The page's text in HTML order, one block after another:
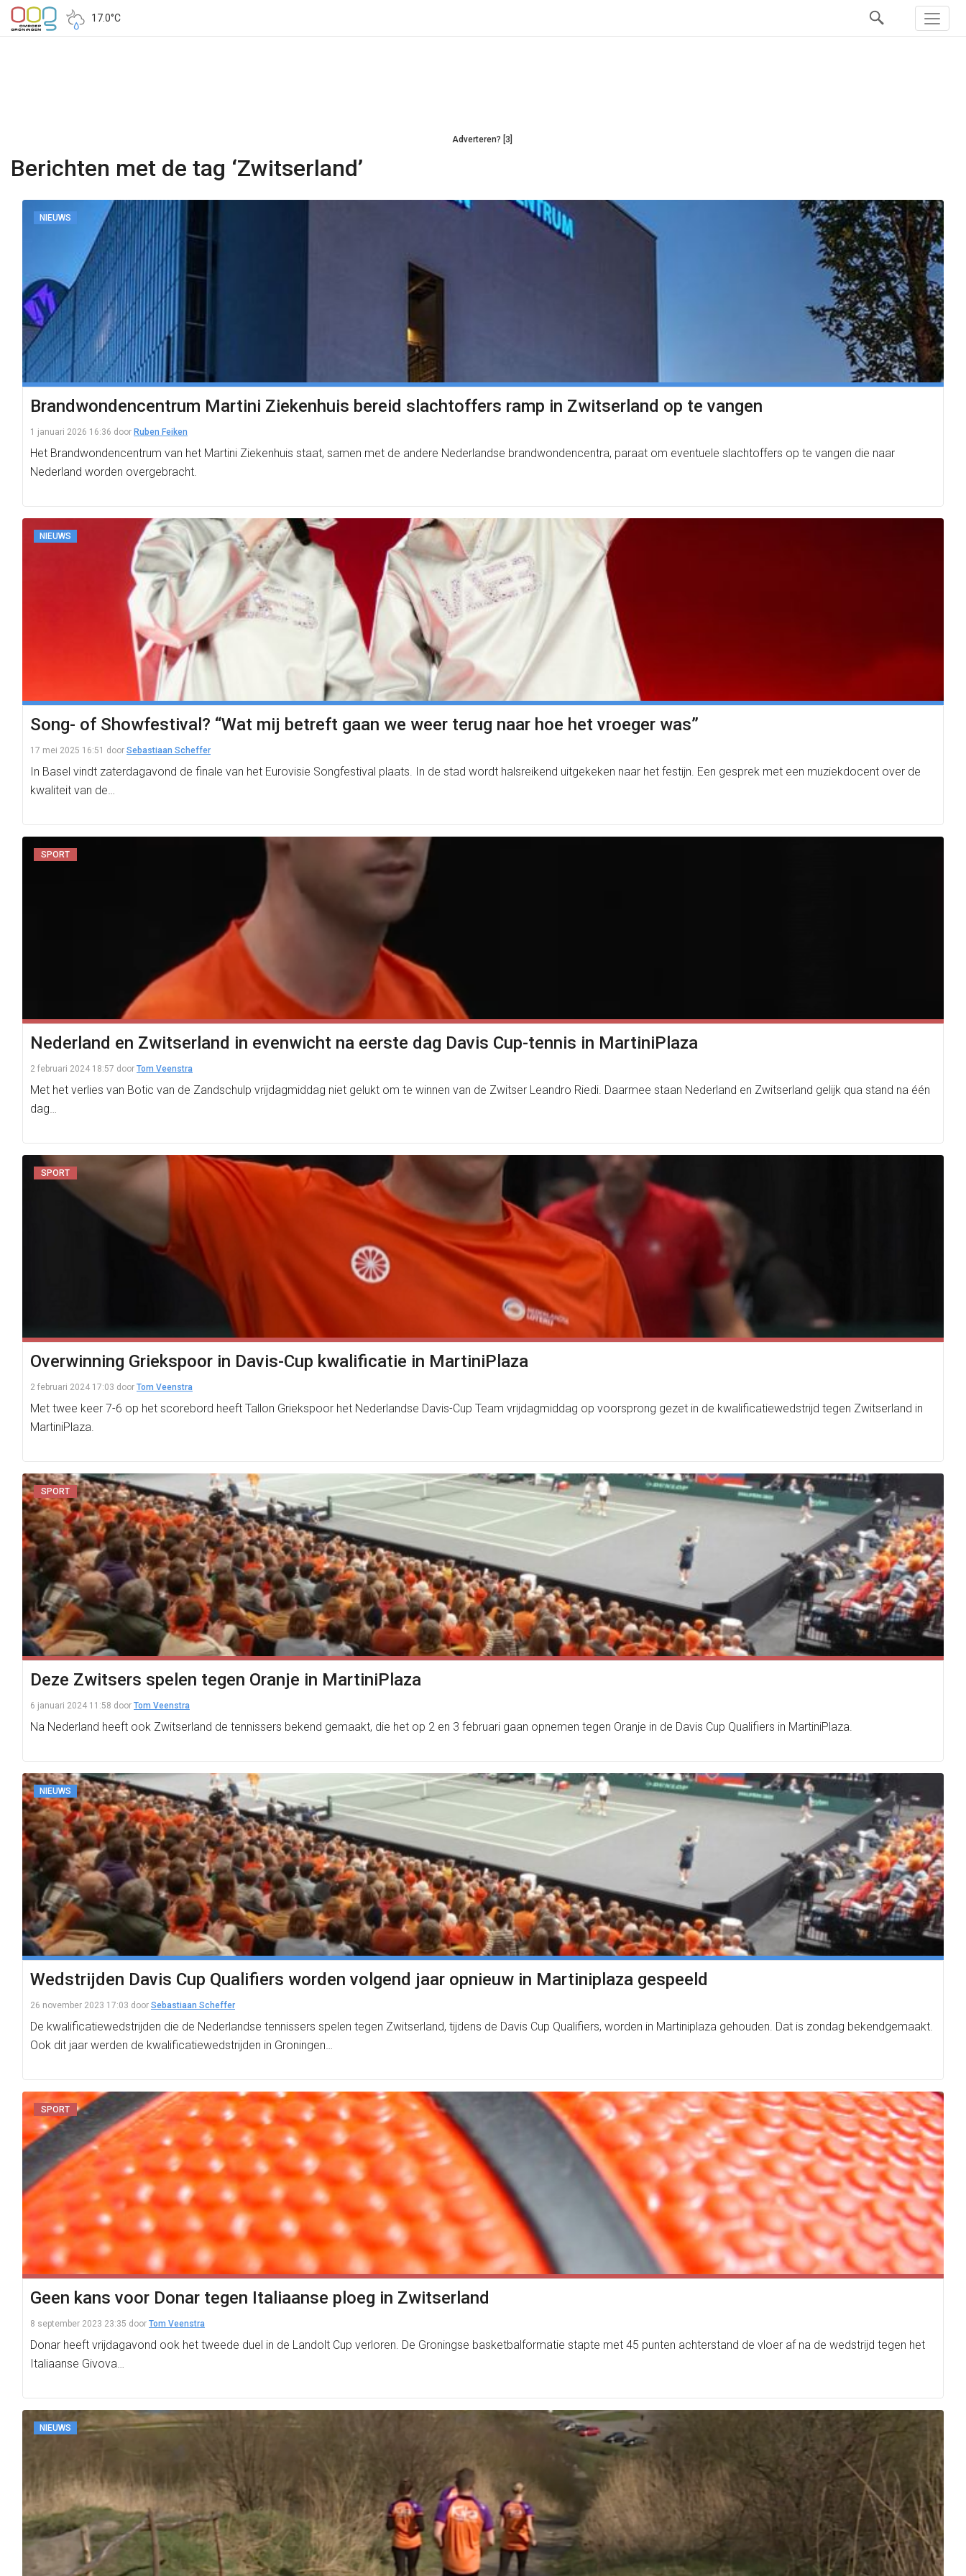
17.0°C
Adverteren? [3]
Berichten met de tag ‘Zwitserland’
NIEUWS
Brandwondencentrum Martini Ziekenhuis bereid slachtoffers ramp in Zwitserland op te vangen
1 januari 2026 16:36 door Ruben Feiken
Het Brandwondencentrum van het Martini Ziekenhuis staat, samen met de andere Nederlandse brandwondencentra, paraat om eventuele slachtoffers op te vangen die naar
Nederland worden overgebracht.
NIEUWS
Song- of Showfestival? “Wat mij betreft gaan we weer terug naar hoe het vroeger was”
17 mei 2025 16:51 door Sebastiaan Scheffer
In Basel vindt zaterdagavond de finale van het Eurovisie Songfestival plaats. In de stad wordt halsreikend uitgekeken naar het festijn. Een gesprek met een muziekdocent over de
kwaliteit van de…
SPORT
Nederland en Zwitserland in evenwicht na eerste dag Davis Cup-tennis in MartiniPlaza
2 februari 2024 18:57 door Tom Veenstra
Met het verlies van Botic van de Zandschulp vrijdagmiddag niet gelukt om te winnen van de Zwitser Leandro Riedi. Daarmee staan Nederland en Zwitserland gelijk qua stand na één
dag…
SPORT
Overwinning Griekspoor in Davis-Cup kwalificatie in MartiniPlaza
2 februari 2024 17:03 door Tom Veenstra
Met twee keer 7-6 op het scorebord heeft Tallon Griekspoor het Nederlandse Davis-Cup Team vrijdagmiddag op voorsprong gezet in de kwalificatiewedstrijd tegen Zwitserland in
MartiniPlaza.
SPORT
Deze Zwitsers spelen tegen Oranje in MartiniPlaza
6 januari 2024 11:58 door Tom Veenstra
Na Nederland heeft ook Zwitserland de tennissers bekend gemaakt, die het op 2 en 3 februari gaan opnemen tegen Oranje in de Davis Cup Qualifiers in MartiniPlaza.
NIEUWS
Wedstrijden Davis Cup Qualifiers worden volgend jaar opnieuw in Martiniplaza gespeeld
26 november 2023 17:03 door Sebastiaan Scheffer
De kwalificatiewedstrijden die de Nederlandse tennissers spelen tegen Zwitserland, tijdens de Davis Cup Qualifiers, worden in Martiniplaza gehouden. Dat is zondag bekendgemaakt.
Ook dit jaar werden de kwalificatiewedstrijden in Groningen…
SPORT
Geen kans voor Donar tegen Italiaanse ploeg in Zwitserland
8 september 2023 23:35 door Tom Veenstra
Donar heeft vrijdagavond ook het tweede duel in de Landolt Cup verloren. De Groningse basketbalformatie stapte met 45 punten achterstand de vloer af na de wedstrijd tegen het
Italiaanse Givova…
NIEUWS